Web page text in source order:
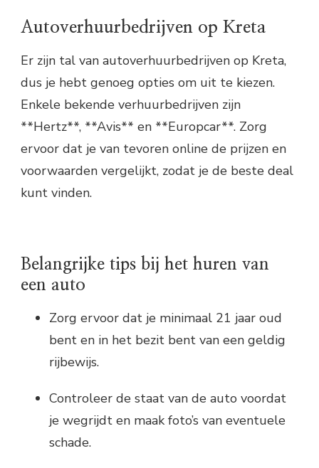
Autoverhuurbedrijven op Kreta
Er zijn tal van autoverhuurbedrijven op Kreta,
dus je hebt genoeg opties om uit te kiezen.
Enkele bekende verhuurbedrijven zijn
**Hertz**, **Avis** en **Europcar**. Zorg
ervoor dat je van tevoren online de prijzen en
voorwaarden vergelijkt, zodat je de beste deal
kunt vinden.
Belangrijke tips bij het huren van
een auto
Zorg ervoor dat je minimaal 21 jaar oud
bent en in het bezit bent van een geldig
rijbewijs.
Controleer de staat van de auto voordat
je wegrijdt en maak foto’s van eventuele
schade.